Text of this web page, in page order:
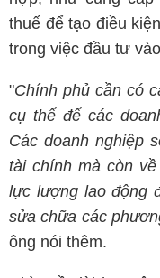
thuế để tạo điều
trong việc đầu tư
"Chính phủ cần có
cụ thể để các
Các doanh nghiệp
tài chính mà còn
lực lượng lao động
sửa chữa các
ông nói thêm.